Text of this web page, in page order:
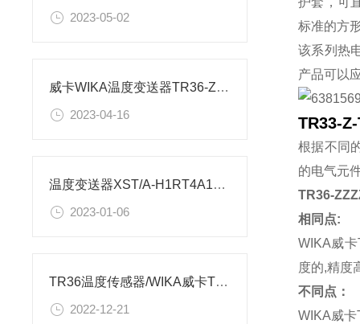
2023-05-02
威卡WIKA温度变送器TR36-ZZZZ-TT参数说明
2023-04-16
温度变送器XST/A-H1RT4A1VO新技术参数
2023-01-06
TR36温度传感器/WIKA威卡TR30-W温度变送器接线简图说明
2022-12-21
标准的方
该系列热
产品可以
TR33-
根据不同
的电气元
TR36-
相同点:
WIKA威
度的,精度
不同点：
WIKA威